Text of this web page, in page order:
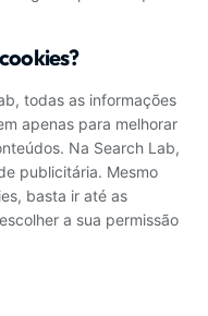
todas as informações
apenas para melhorar
Na Search Lab,
publicitária. Mesmo
basta ir até as
a sua permissão